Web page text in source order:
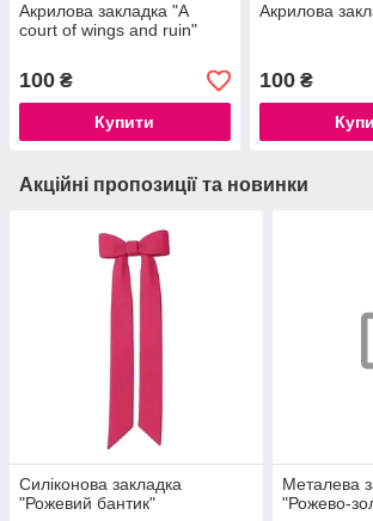
Акрилова закладка "А
court of wings and ruin"
100 ₴
Купити
Акрилова
100₴
Акційні пропозиції та новинки
Силіконова закладка
"Рожевий бантик"
Металева
"Рожево-